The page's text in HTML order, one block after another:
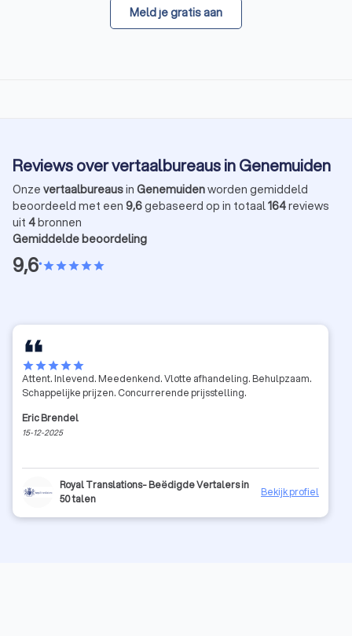
Meld je gratis aan
Reviews over vertaalbureaus in Genemuiden
Onze vertaalbureausin Genemuidenworden gemiddeld
beoordeeld met een 9,6gebaseerd op in totaal164reviews
uit 4bronnen
Gemiddelde beoordeling
9,6•starstarstarstarstar
starstarstarstarstar
Attent. Inlevend. Meedenkend. Vlotte afhandeling. Behulpzaam.
Schappelijke prijzen. Concurrerende prijsstelling.
Eric Brendel
15-12-2025
Royal Translations- Beëdigde Vertalers in
50 talen
Bekijk profiel